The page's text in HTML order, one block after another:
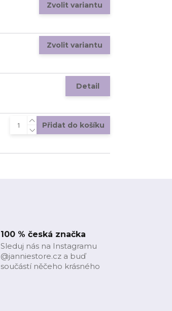
Zvolit variantu
Zvolit variantu
Detail
Přidat do košíku
100 % česká značka
Sleduj nás na Instagramu
@janniestore.cz a buď
součástí něčeho krásného